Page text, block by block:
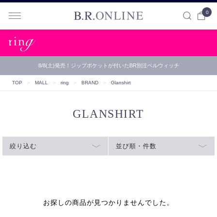
0
8/8(土)発売！ジップポケットが付いたBR別注ベルウィッチ
TOP ＞ MALL ＞ ring ＞ BRAND ＞ Glanshirt
GLANSHIRT
絞り込む 並び順・件数
お探しの商品が見つかりませんでした。